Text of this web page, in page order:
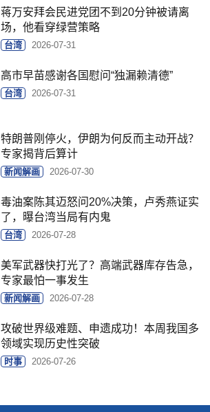
蒋万安拜会民进党团不到20分钟被请离
场，他看穿绿营策略
台湾 2026-07-31
高市早苗感谢各国慰问“独漏赖清德”
台湾 2026-07-31
特朗普刚停火，伊朗为何反而主动开战？
专家揭背后算计
新闻解画 2026-07-30
毒油案陈其迈怒问20%决策，卢秀燕证实
了，曝台湾当局有内鬼
台湾 2026-07-28
美军武器快打光了？高端武器库存告急，
专家最怕一事发生
新闻解画 2026-07-28
攻破世界级难题、申遗成功！本周我国多
领域实现历史性突破
时事 2026-07-26